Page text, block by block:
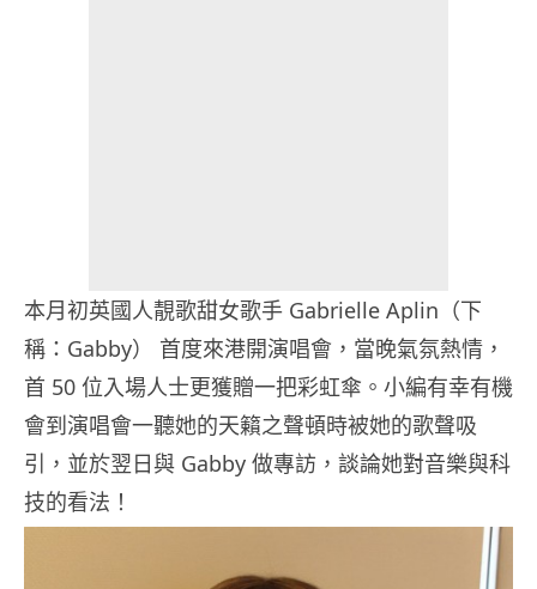
本月初英國人靚歌甜女歌手 Gabrielle Aplin（下
稱：Gabby） 首度來港開演唱會，當晚氣氛熱情，
首 50 位入場人士更獲贈一把彩虹傘。小編有幸有機
會到演唱會一聽她的天籟之聲頓時被她的歌聲吸
引，並於翌日與 Gabby 做專訪，談論她對音樂與科
技的看法！